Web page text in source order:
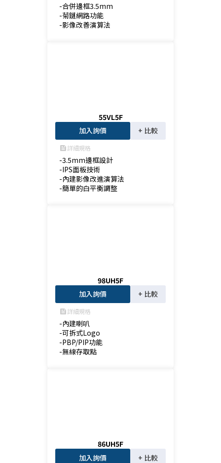
-合併邊框3.5mm
-菊鏈網路功能
-影像改善演算法
55VL5F
加入詢價
+ 比較
feed詳細規格
-3.5mm邊框設計
-IPS面板技術
-內建影像改進演算法
-簡單的白平衡調整
98UH5F
加入詢價
+ 比較
feed詳細規格
-內建喇叭
-可拆式Logo
-PBP/PIP功能
-無線存取點
86UH5F
加入詢價
+ 比較